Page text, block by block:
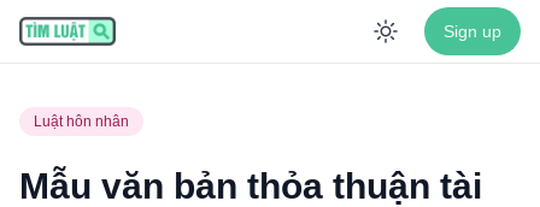
Enable
Sign up
Luật hôn nhân
Mẫu văn bản thỏa thuận tài